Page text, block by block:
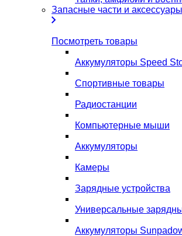
Запасные части и аксессуары
Посмотреть товары
Аккумуляторы Speed
Спортивные товары
Радиостанции
Компьютерные мыши
Аккумуляторы
Камеры
Зарядные устройства
Универсальные
Аккумуляторы